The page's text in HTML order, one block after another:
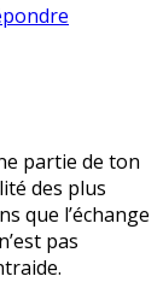
partie de ton
des plus
que l’échange
pas